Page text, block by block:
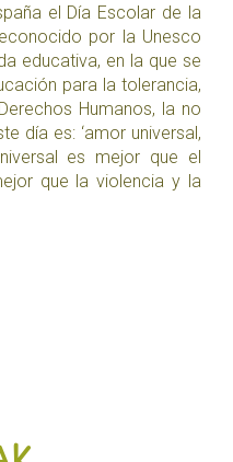
el Día Escolar de la
por la Unesco
educativa, en la que se
para la tolerancia,
Humanos, la no
día es: ‘amor universal,
es mejor que el
que la violencia y la